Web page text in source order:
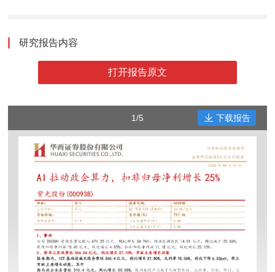
研究报告内容
打开报告原文
1/5 下载报告